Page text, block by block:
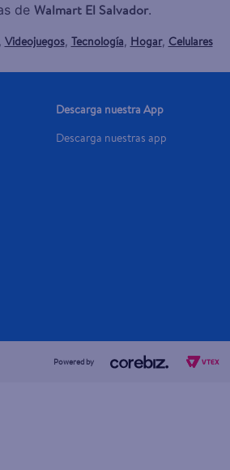
de Walmart El Salvador.
Videojuegos, Tecnología, Hogar, Celulares
Descarga nuestra App
Descarga nuestras app
Powered by